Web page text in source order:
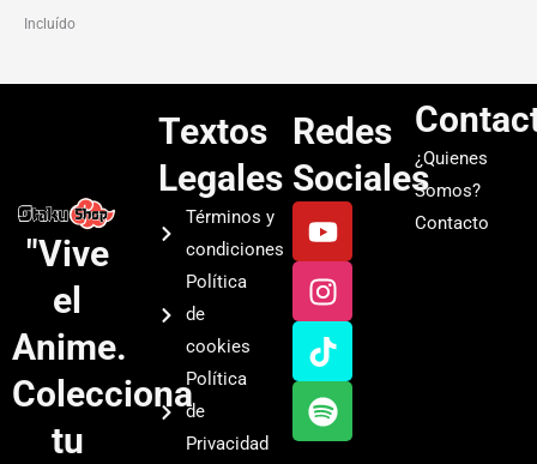
Incluído
"Vive
el
Anime.
Colecciona
tu
Textos
Legales
Términos y
condiciones
Política
de
cookies
Política
de
Privacidad
Redes
Sociales
Y
o
u
t
u
b
e
I
n
s
t
a
g
r
a
T
i
k
t
o
k
S
p
o
t
i
f
y
¿Quienes
Somos?
Contacto